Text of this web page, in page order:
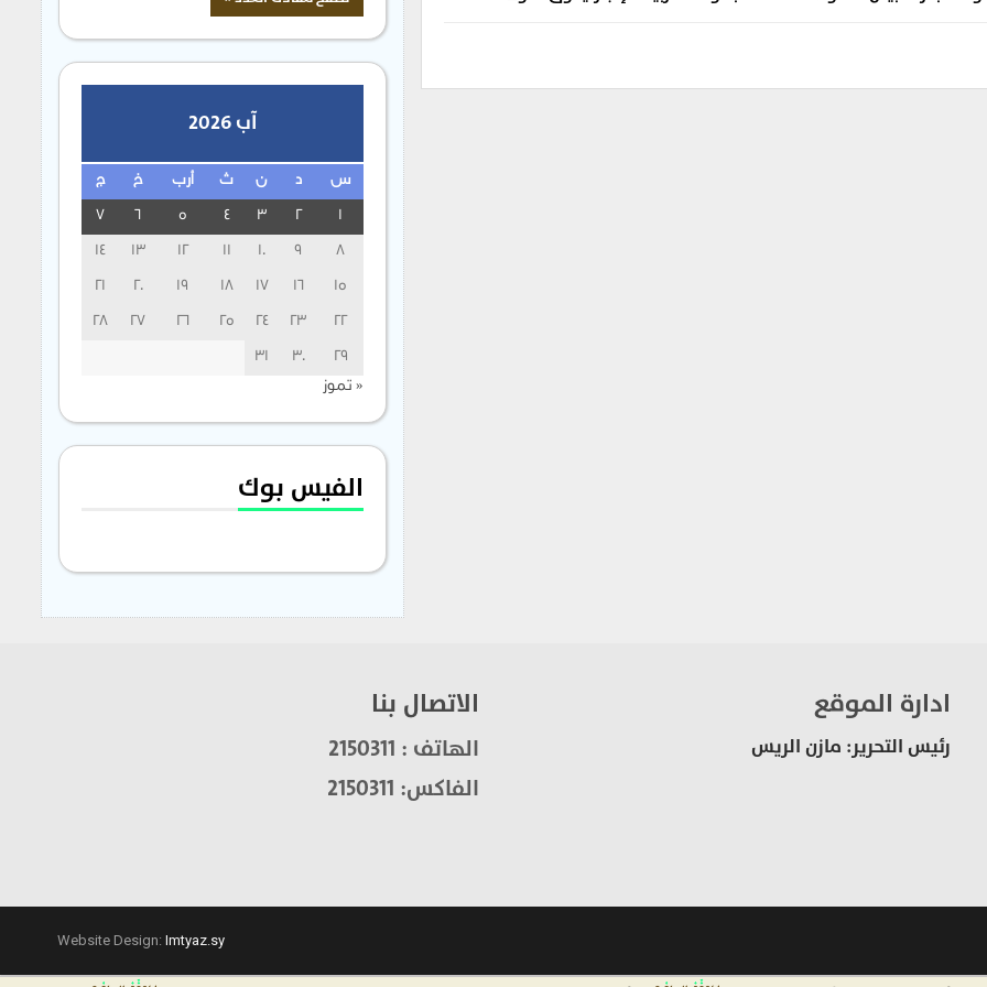
آب 2026
س د ن ث أرب خ ج
1
2
3
4
5
6
7
8
9
10
11
12
13
14
15
16
17
18
19
20
21
22
23
24
25
26
27
28
29
30
31
« تموز
الفيس بوك
ادارة الموقع
رئيس التحرير: مازن الريس
الاتصال بنا
الهاتف : 2150311
الفاكس: 2150311
Website Design: Imtyaz.sy